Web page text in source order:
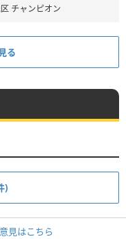
チャンピオン
る
)
見はこちら